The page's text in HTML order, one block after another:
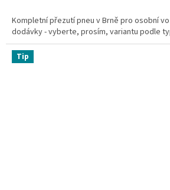
Kompletní přezutí pneu v Brně pro osobní
dodávky - vyberte, prosím, variantu podle
Tip